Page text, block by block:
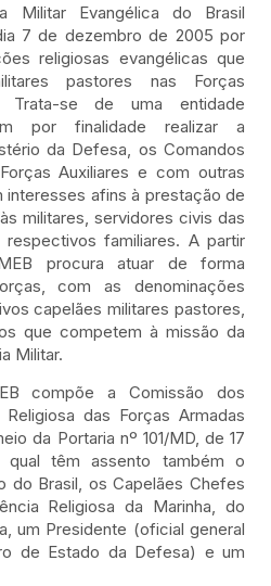
Militar Evangélica do Brasil
7 de dezembro de 2005 por
religiosas evangélicas que
pastores nas Forças
Trata-se de uma entidade
por finalidade realizar a
da Defesa, os Comandos
Auxiliares e com outras
afins à prestação de
militares, servidores civis das
familiares. A partir
procura atuar de forma
com as denominações
capelães militares pastores,
que competem à missão da
Militar.
compõe a Comissão dos
das Forças Armadas
da Portaria nº 101/MD, de 17
têm assento também o
do Brasil, os Capelães Chefes
Religiosa da Marinha, do
um Presidente (oficial general
de Estado da Defesa) e um